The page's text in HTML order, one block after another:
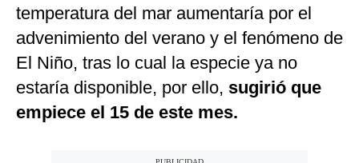
temperatura del mar aumentaría por el
advenimiento del verano y el fenómeno de
El Niño, tras lo cual la especie ya no
estaría disponible, por ello, sugirió que
empiece el 15 de este mes.